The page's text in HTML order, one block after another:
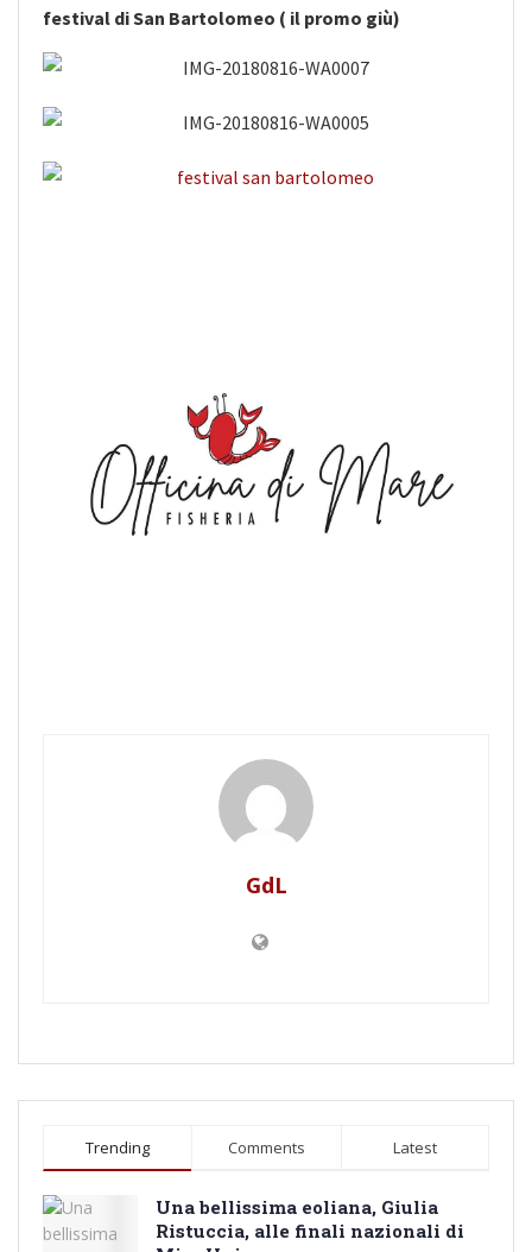
festival di San Bartolomeo ( il promo giù)
GdL
Trending Comments Latest
Una bellissima eoliana, Giulia
Ristuccia, alle finali nazionali di